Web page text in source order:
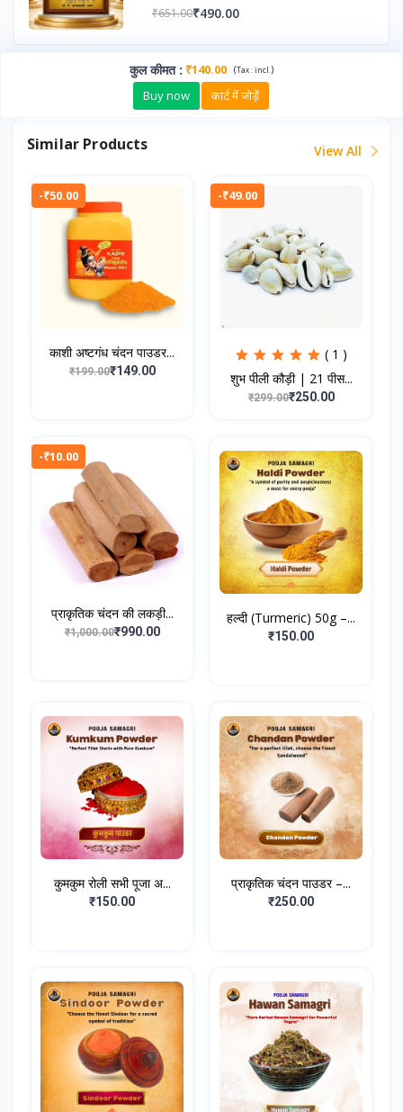
₹651.00₹490.00
कुल कीमत: ₹140.00 (Tax :incl. )
Buy now कार्ट में जोड़ें
Similar Products View All
-₹50.00
काशी अष्टगंध चंदन पाउडर...
₹199.00₹149.00
-₹49.00
( 1 )
शुभ पीली कौड़ी | 21 पीस...
₹299.00₹250.00
-₹10.00
प्राकृतिक चंदन की लकड़ी...
₹1,000.00₹990.00
हल्दी (Turmeric) 50g –...
₹150.00
कुमकुम रोली सभी पूजा अ...
₹150.00
प्राकृतिक चंदन पाउडर –...
₹250.00